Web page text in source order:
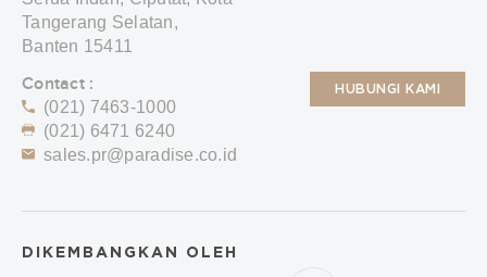
Tangerang Selatan,
Banten 15411
Contact :
(021) 7463-1000
(021) 6471 6240
sales.pr@paradise.co.id
HUBUNGI KAMI
DIKEMBANGKAN OLEH